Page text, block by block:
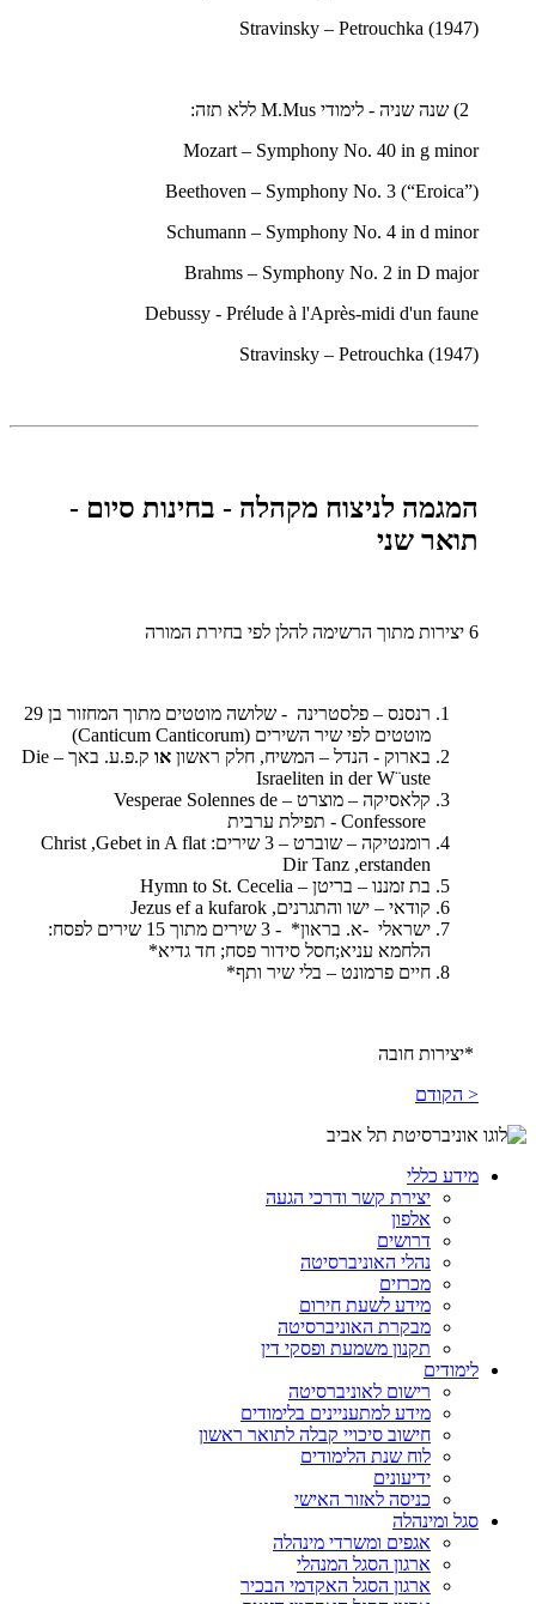
Stravinsky – Petrouchka (1947)
M.Mus ללא תזה:
Mozart – Symphony No. 40 in g minor
Beethoven – Symphony No. 3 (“Eroica”)
Schumann – Symphony No. 4 in d minor
Brahms – Symphony No. 2 in D major
Debussy - Prélude à l'Après-midi d'un faune
Stravinsky – Petrouchka (1947)
המגמה לניצוח מקהלה - בחינות סיום -
תואר שני
6 יצירות מתוך הרשימה להלן לפי בחירת המורה
רנסנס – פלסטרינה - שלושה מוטטים מתוך המחזור בן 29
מוטטים לפי שיר השירים (Canticum Canticorum)
בארוק - הנדל – המשיח, חלק ראשון או ק.פ.ע. באך – Die
Israeliten in der W¨uste
קלאסיקה – מוצרט – Vesperae Solennes de
Confessore - תפילת ערבית
רומנטיקה – שוברט – 3 שירים:
Gebet in A flat
,
Christ
erstanden
,
Dir Tanz
בת זמננו – בריטן – Hymn to St. Cecelia
קודאי – ישו והתגרנים, Jezus ef a kufarok
ישראלי -א. בראון* - 3 שירים מתוך 15 שירים לפסח:
הלחמא עניא;חסל סידור פסח; חד גדיא*
חיים פרמונט – בלי שיר ותף*
*יצירות חובה
< הקודם
מידע כללי
יצירת קשר ודרכי הגעה
אלפון
דרושים
נהלי האוניברסיטה
מכרזים
מידע לשעת חירום
מבקרת האוניברסיטה
תקנון משמעת ופסקי דין
לימודים
רישום לאוניברסיטה
מידע למתעניינים בלימודים
חישוב סיכויי קבלה לתואר ראשון
לוח שנת הלימודים
ידיעונים
כניסה לאזור האישי
סגל ומינהלה
אגפים ומשרדי מינהלה
ארגון הסגל המנהלי
ארגון הסגל האקדמי הבכיר